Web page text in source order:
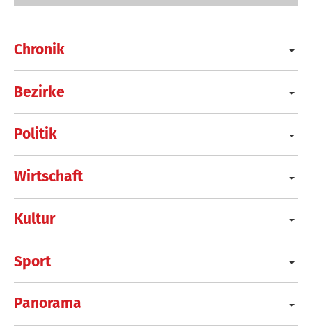
Chronik
Bezirke
Politik
Wirtschaft
Kultur
Sport
Panorama